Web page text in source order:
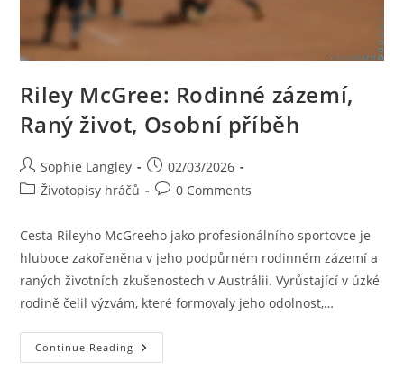
Riley McGree: Rodinné zázemí,
Raný život, Osobní příběh
Post
author:
Sophie Langley
Post
published:
02/03/2026
PostŽivotopisy hráčů
Post0 Comments
Cesta Rileyho McGreeho jako profesionálního sportovce je
hluboce zakořeněna v jeho podpůrném rodinném zázemí a
raných životních zkušenostech v Austrálii. Vyrůstající v úzké
rodině čelil výzvám, které formovaly jeho odolnost,…
Continue Reading Riley
McGree: